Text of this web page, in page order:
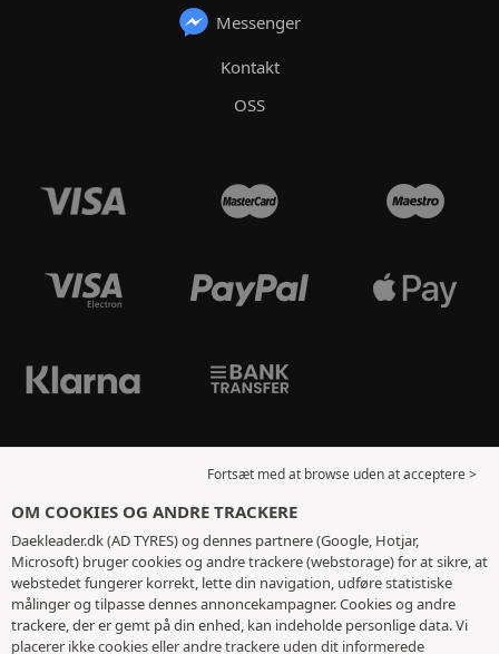
Messenger
Kontakt
OSS
Fortsæt med at browse uden at acceptere >
OM COOKIES OG ANDRE TRACKERE
Daekleader.dk (AD TYRES) og dennes partnere (Google, Hotjar,
Microsoft) bruger cookies og andre trackere (webstorage) for at sikre, at
webstedet fungerer korrekt, lette din navigation, udføre statistiske
målinger og tilpasse dennes annoncekampagner. Cookies og andre
trackere, der er gemt på din enhed, kan indeholde personlige data. Vi
placerer ikke cookies eller andre trackere uden dit informerede